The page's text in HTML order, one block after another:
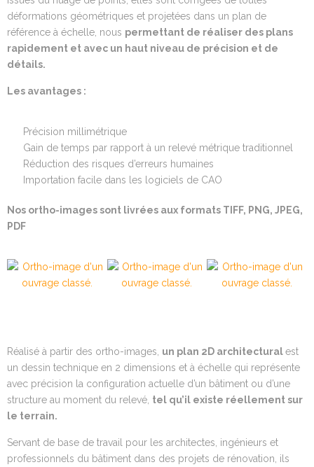
déformations géométriques et projetées dans un plan de
référence à échelle, nous permettant de réaliser des plans
rapidement et avec un haut niveau de précision et de
détails.
Les avantages :
Précision millimétrique
Gain de temps par rapport à un relevé métrique traditionnel
Réduction des risques d’erreurs humaines
Importation facile dans les logiciels de CAO
Nos ortho-images sont livrées aux formats TIFF, PNG, JPEG,
PDF
Réalisé à partir des ortho-images, un plan 2D architecturalest
un dessin technique en 2 dimensions et à échelle qui représente
avec précision la configuration actuelle d’un bâtiment ou d’une
structure au moment du relevé, tel qu’il existe réellement sur
le terrain.
Servant de base de travail pour les architectes, ingénieurs et
professionnels du bâtiment dans des projets de rénovation, ils